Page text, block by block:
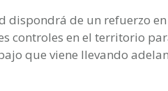
dispondrá de un refuerzo
controles en el territorio
que viene llevando